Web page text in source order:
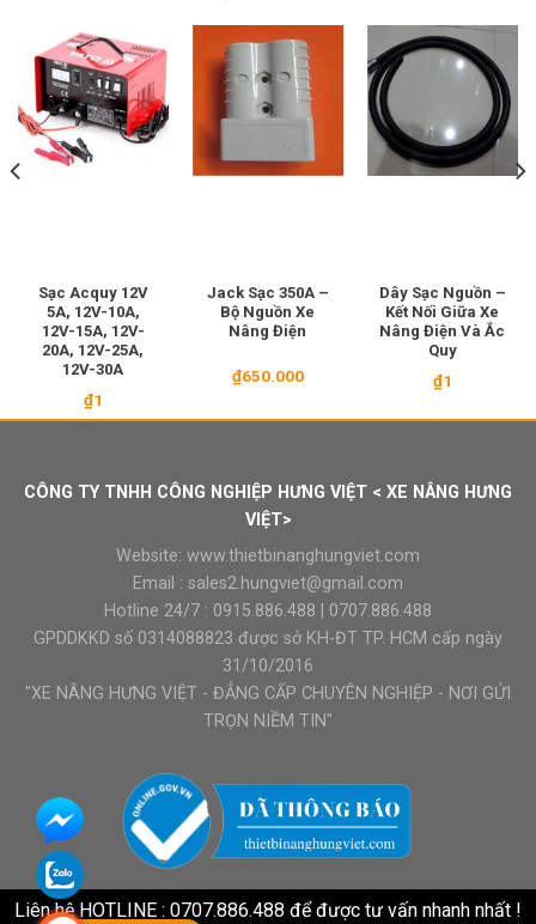
Sạc Acquy 12V
5A, 12V-10A,
12V-15A, 12V-
20A, 12V-25A,
12V-30A
₫1
Jack Sạc 350A –
Bộ Nguồn Xe
Nâng Điện
₫650.000
Dây Sạc Nguồn –
Kết Nối Giữa Xe
Nâng Điện Và Ắc
Quy
₫1
CÔNG TY TNHH CÔNG NGHIỆP HƯNG VIỆT < XE NÂNG HƯNG
VIỆT>
Website: www.thietbinanghungviet.com
Email : sales2.hungviet@gmail.com
Hotline 24/7 : 0915.886.488
0707.886.488
GPDDKKD số 0314088823 được sở KH-ĐT TP. HCM cấp ngày
31/10/2016
"XE NÂNG HƯNG VIỆT - ĐẲNG CẤP CHUYÊN NGHIỆP - NƠI GỬI
TRỌN NIỀM TIN"
Liên hệ HOTLINE : 0707.886.488 để được tư vấn nhanh nhất !